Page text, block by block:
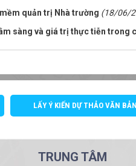
quản trị Nhà trường (18/06/
sàng và giá trị thực tiễn trong
LẤY Ý KIẾN DỰ THẢO VĂN
TRUNG TÂM